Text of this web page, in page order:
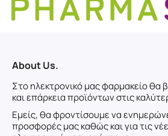
About Us.
Στο ηλεκτρονικό μας φαρμακείο θα
και επάρκεια προϊόντων στις
Εμείς, θα φροντίσουμε να
προσφορές μας καθώς και για τις